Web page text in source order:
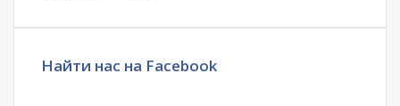
Найти нас на Facebook